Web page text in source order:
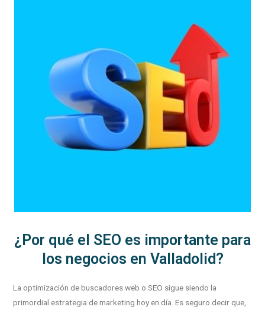
¿Por qué el SEO es importante para
los negocios en Valladolid?
La optimización de buscadores web o SEO sigue siendo la
primordial estrategia de marketing hoy en día. Es seguro decir que,